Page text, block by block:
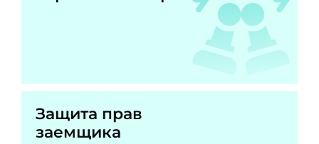
Защита прав
заемщика